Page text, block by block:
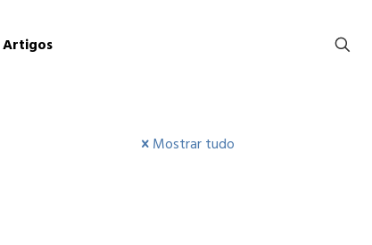
Artigos
Mostrar tudo